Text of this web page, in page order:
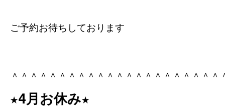
ご予約お待ちしております
＾＾＾＾＾＾＾＾＾＾＾＾＾＾＾＾＾＾＾＾＾
★4月お休み★